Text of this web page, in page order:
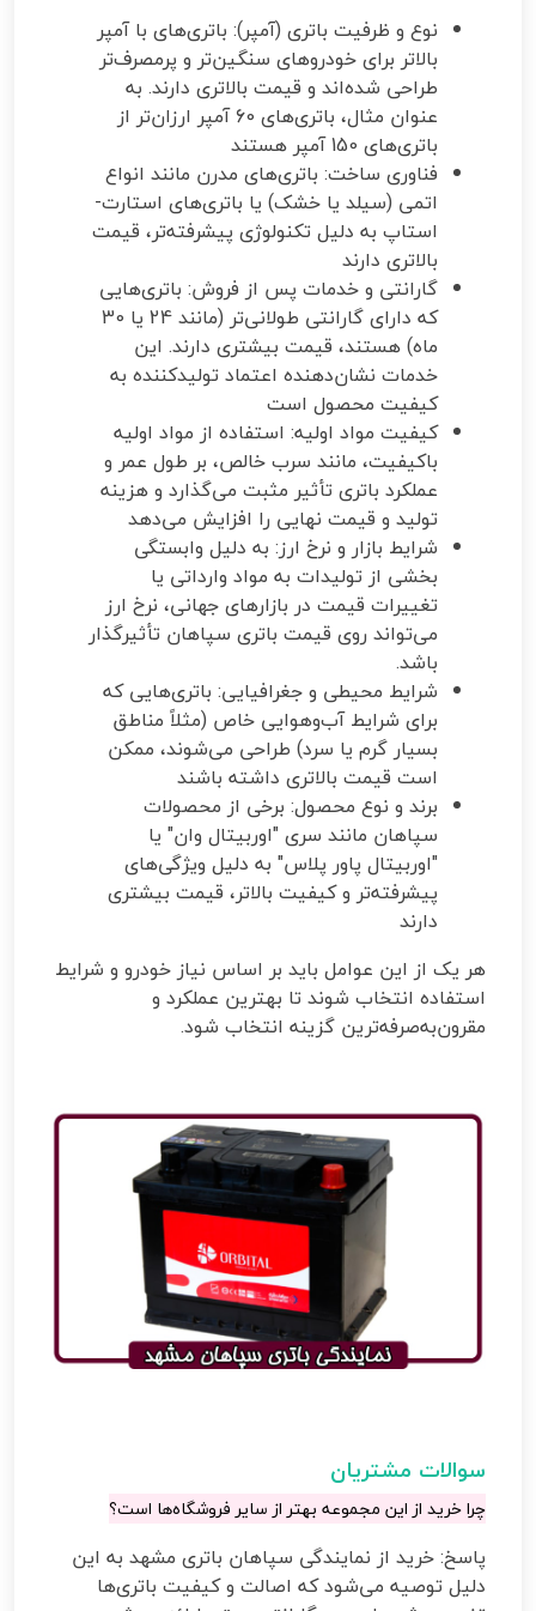
نوع و ظرفیت باتری (آمپر): باتری‌های با آمپر
بالاتر برای خودروهای سنگین‌تر و پرمصرف‌تر
طراحی شده‌اند و قیمت بالاتری دارند. به
عنوان مثال، باتری‌های 60 آمپر ارزان‌تر از
باتری‌های 150 آمپر هستند
فناوری ساخت: باتری‌های مدرن مانند انواع
اتمی (سیلد یا خشک) یا باتری‌های استارت-
استاپ به دلیل تکنولوژی پیشرفته‌تر، قیمت
بالاتری دارند
گارانتی و خدمات پس از فروش: باتری‌هایی
که دارای گارانتی طولانی‌تر (مانند 24 یا 30
ماه) هستند، قیمت بیشتری دارند. این
خدمات نشان‌دهنده اعتماد تولیدکننده به
کیفیت محصول است
کیفیت مواد اولیه: استفاده از مواد اولیه
باکیفیت، مانند سرب خالص، بر طول عمر و
عملکرد باتری تأثیر مثبت می‌گذارد و هزینه
تولید و قیمت نهایی را افزایش می‌دهد
شرایط بازار و نرخ ارز: به دلیل وابستگی
بخشی از تولیدات به مواد وارداتی یا
تغییرات قیمت در بازارهای جهانی، نرخ ارز
می‌تواند روی قیمت باتری سپاهان تأثیرگذار
باشد.
شرایط محیطی و جغرافیایی: باتری‌هایی که
برای شرایط آب‌وهوایی خاص (مثلاً مناطق
بسیار گرم یا سرد) طراحی می‌شوند، ممکن
است قیمت بالاتری داشته باشند
برند و نوع محصول: برخی از محصولات
سپاهان مانند سری "اوربیتال وان" یا
"اوربیتال پاور پلاس" به دلیل ویژگی‌های
پیشرفته‌تر و کیفیت بالاتر، قیمت بیشتری
دارند
هر یک از این عوامل باید بر اساس نیاز خودرو و شرایط
استفاده انتخاب شوند تا بهترین عملکرد و
مقرون‌به‌صرفه‌ترین گزینه انتخاب شود.
سوالات مشتریان
چرا خرید از این مجموعه بهتر از سایر فروشگاه‌ها است؟
پاسخ: خرید از نمایندگی سپاهان باتری مشهد به این
دلیل توصیه می‌شود که اصالت و کیفیت باتری‌ها